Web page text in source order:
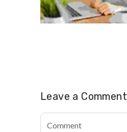
Leave a Comment